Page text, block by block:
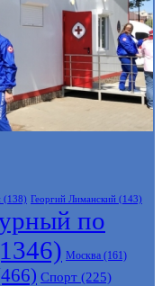
(138) Георгий Лиманский (143)
по
Москва (161)
Спорт (225)